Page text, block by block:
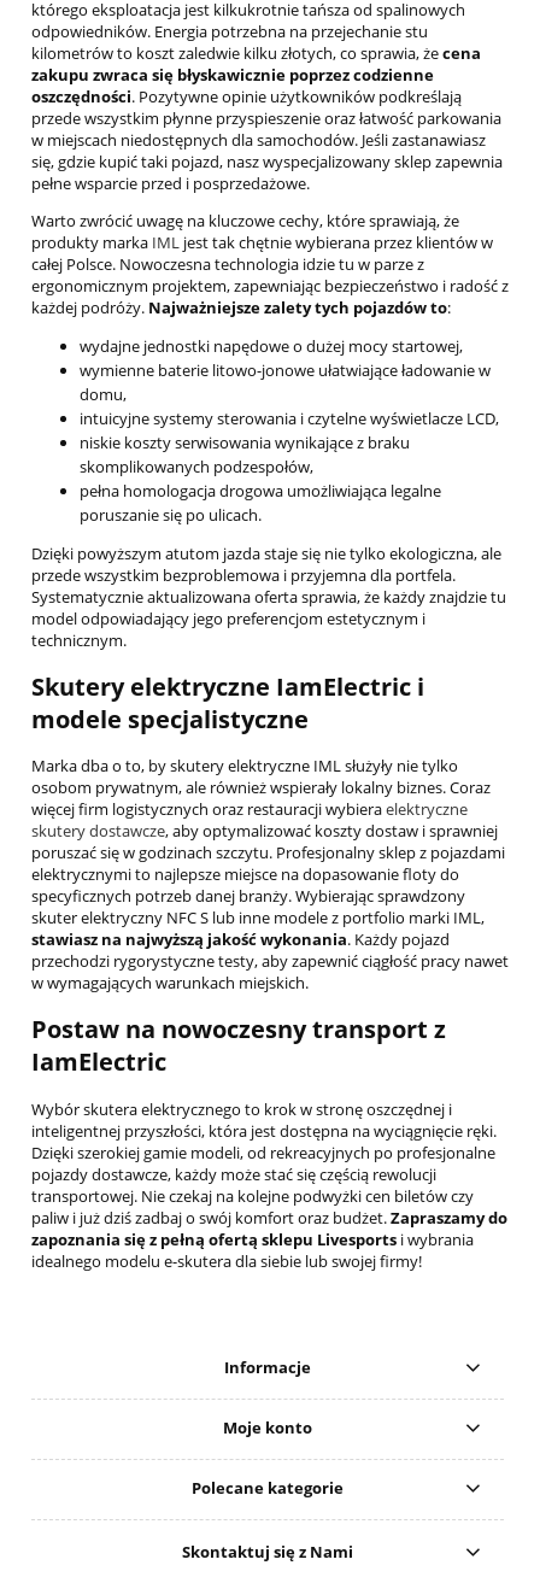
którego eksploatacja jest kilkukrotnie tańsza od spalinowych
odpowiedników. Energia potrzebna na przejechanie stu
kilometrów to koszt zaledwie kilku złotych, co sprawia, żecena
zakupu zwraca się błyskawicznie poprzez codzienne
oszczędności. Pozytywne opinie użytkowników podkreślają
przede wszystkim płynne przyspieszenie oraz łatwość parkowania
w miejscach niedostępnych dla samochodów. Jeśli zastanawiasz
się, gdzie kupić taki pojazd, nasz wyspecjalizowany sklep zapewnia
pełne wsparcie przed i posprzedażowe.
Warto zwrócić uwagę na kluczowe cechy, które sprawiają, że
produkty marka IML jest tak chętnie wybierana przez klientów w
całej Polsce. Nowoczesna technologia idzie tu w parze z
ergonomicznym projektem, zapewniając bezpieczeństwo i radość z
każdej podróży. Najważniejsze zalety tych pojazdów to:
wydajne jednostki napędowe o dużej mocy startowej,
wymienne baterie litowo-jonowe ułatwiające ładowanie w
domu,
intuicyjne systemy sterowania i czytelne wyświetlacze LCD,
niskie koszty serwisowania wynikające z braku
skomplikowanych podzespołów,
pełna homologacja drogowa umożliwiająca legalne
poruszanie się po ulicach.
Dzięki powyższym atutom jazda staje się nie tylko ekologiczna, ale
przede wszystkim bezproblemowa i przyjemna dla portfela.
Systematycznie aktualizowana oferta sprawia, że każdy znajdzie tu
model odpowiadający jego preferencjom estetycznym i
technicznym.
Skutery elektryczne IamElectric i
modele specjalistyczne
Marka dba o to, by skutery elektryczne IML służyły nie tylko
osobom prywatnym, ale również wspierały lokalny biznes. Coraz
więcej firm logistycznych oraz restauracji wybieraelektryczne
skutery dostawcze, aby optymalizować koszty dostaw i sprawniej
poruszać się w godzinach szczytu. Profesjonalny sklep z pojazdami
elektrycznymi to najlepsze miejsce na dopasowanie floty do
specyficznych potrzeb danej branży. Wybierając sprawdzony
skuter elektryczny NFC S lub inne modele z portfolio marki IML,
stawiasz na najwyższą jakość wykonania. Każdy pojazd
przechodzi rygorystyczne testy, aby zapewnić ciągłość pracy nawet
w wymagających warunkach miejskich.
Postaw na nowoczesny transport z
IamElectric
Wybór skutera elektrycznego to krok w stronę oszczędnej i
inteligentnej przyszłości, która jest dostępna na wyciągnięcie ręki.
Dzięki szerokiej gamie modeli, od rekreacyjnych po profesjonalne
pojazdy dostawcze, każdy może stać się częścią rewolucji
transportowej. Nie czekaj na kolejne podwyżki cen biletów czy
paliw i już dziś zadbaj o swój komfort oraz budżet.Zapraszamy do
zapoznania się z pełną ofertą sklepu Livesports i wybrania
idealnego modelu e-skutera dla siebie lub swojej firmy!
Informacje
Moje konto
Polecane kategorie
Skontaktuj się z Nami